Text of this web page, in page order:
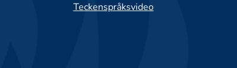
Teckenspråksvideo